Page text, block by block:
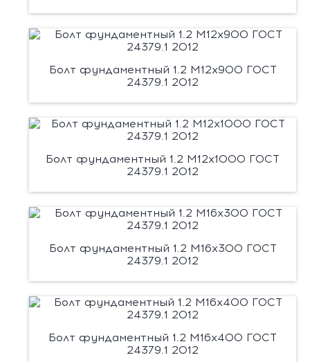
Болт фундаментный 1.2 М12х900 ГОСТ
24379.1 2012
Болт фундаментный 1.2 М12х1000 ГОСТ
24379.1 2012
Болт фундаментный 1.2 М16х300 ГОСТ
24379.1 2012
Болт фундаментный 1.2 М16х400 ГОСТ
24379.1 2012